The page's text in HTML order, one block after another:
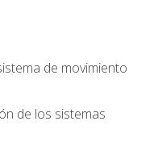
de movimiento
de los sistemas